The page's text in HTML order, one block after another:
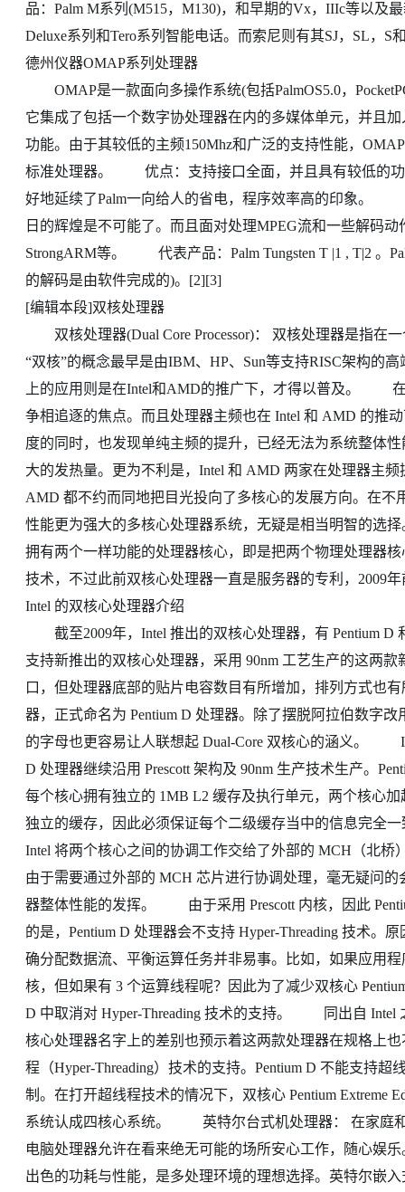
品：Palm M系列(M515，M130)，和早期的Vx，IIIc等以及
Deluxe系列和Tero系列智能电话。而索尼则有其SJ，SL，S
德州仪器OMAP系列处理器
OMAP是一款面向多操作系统(包括PalmOS5.0，
它集成了包括一个数字协处理器在内的多媒体单元，并且
功能。由于其较低的主频150Mhz和广泛的支持性能，
标准处理器。 优点：支持接口全面，并且具有较低的功
好地延续了Palm一向给人的省电，程序效率高的印象。
日的辉煌是不可能了。而且面对处理MPEG流和一些解码
StrongARM等。 代表产品：Palm Tungsten T |1 , T|2 。
的解码是由软件完成的)。[2][3]
[编辑本段]双核处理器
双核处理器(Dual Core Processor)： 双核处理器是指在
“双核”的概念最早是由IBM、HP、Sun等支持RISC架构的
上的应用则是在Intel和AMD的推广下，才得以普及。
争相追逐的焦点。而且处理器主频也在 Intel 和 AMD 的推
度的同时，也发现单纯主频的提升，已经无法为系统整体
大的发热量。更为不利是，Intel 和 AMD 两家在处理器主
AMD 都不约而同地把目光投向了多核心的发展方向。在
性能更为强大的多核心处理器系统，无疑是相当明智的
拥有两个一样功能的处理器核心，即是把两个物理处理器
技术，不过此前双核心处理器一直是服务器的专利，2009
Intel 的双核心处理器介绍
截至2009年，Intel 推出的双核心处理器，有 Pentium D
支持新推出的双核心处理器，采用 90nm 工艺生产的这两
口，但处理器底部的贴片电容数目有所增加，排列方式
器，正式命名为 Pentium D 处理器。除了摆脱阿拉伯数字
的字母也更容易让人联想起 Dual-Core 双核心的涵义。
D 处理器继续沿用 Prescott 架构及 90nm 生产技术生产。
每个核心拥有独立的 1MB L2 缓存及执行单元，两个核心
独立的缓存，因此必须保证每个二级缓存当中的信息完
Intel 将两个核心之间的协调工作交给了外部的 MCH（北
由于需要通过外部的 MCH 芯片进行协调处理，毫无疑问
器整体性能的发挥。 由于采用 Prescott 内核，因此
的是，Pentium D 处理器会不支持 Hyper-Threading 技术。
确分配数据流、平衡运算任务并非易事。比如，如果应用
核，但如果有 3 个运算线程呢？因此为了减少双核心
D 中取消对 Hyper-Threading 技术的支持。 同出自 Intel
核心处理器名字上的差别也预示着这两款处理器在规格上
程（Hyper-Threading）技术的支持。Pentium D 不能支持超
制。在打开超线程技术的情况下，双核心 Pentium Extreme
系统认成四核心系统。 英特尔台式机处理器： 在家庭
电脑处理器允许在看来绝无可能的场所安心工作，随心娱
出色的功耗与性能，是多处理环境的理想选择。英特尔嵌